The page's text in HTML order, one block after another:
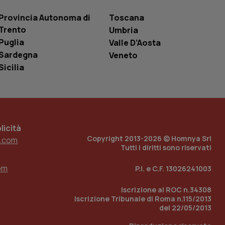
Autonoma di
Toscana
Umbria
Valle D’Aosta
Veneto
Copyright 2013-2026 © Homnya Srl
Tutti i diritti sono riservati
P.I. e C.F. 13026241003
Iscrizione al ROC n.34308
Iscrizione Tribunale di Roma n.115/2013
del 22/05/2013
numero
in cui viene
sito, ma un
di accesso per
Analytics
per mantenere
del sito web sta
di
traccia
incorporati
del sito web sta